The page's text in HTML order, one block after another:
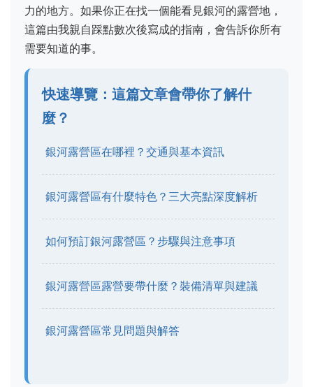
力的地方。如果你正在找一個能看見銀河的露營地，
這篇由我親自踩點數次後寫成的指南，會告訴你所有
需要知道的事。
快速導覽：這篇文章會帶你了解什
麼？
銀河露營區在哪裡？交通與基本資訊
銀河露營區有什麼特色？三大亮點深度解析
如何預訂銀河露營區？步驟與注意事項
銀河露營區露營要帶什麼？裝備清單與建議
銀河露營區常見問題與解答